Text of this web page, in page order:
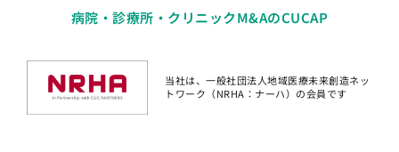
病院・診療所・クリニックM&AのCUCAP
当社は、一般社団法人地域医療未来創造ネッ
トワーク（NRHA：ナーハ）の会員です